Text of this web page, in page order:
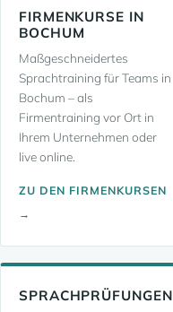
FIRMENKURSE IN
BOCHUM
Maßgeschneidertes
Sprachtraining für Teams in
Bochum – als
Firmentraining vor Ort in
Ihrem Unternehmen oder
live online.
ZU DEN FIRMENKURSEN
→
SPRACHPRÜFUNGEN